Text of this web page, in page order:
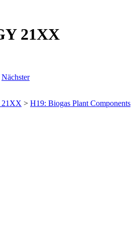
21XX
Nächster
21XX > H19: Biogas Plant Components